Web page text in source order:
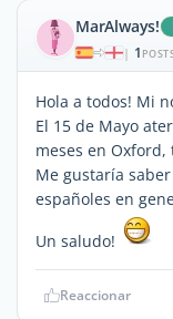
MarAlways!
| 1
Hola a todos! Mi
El 15 de Mayo
meses en
Me gustaría
españoles en
Un saludo!
Reaccionar